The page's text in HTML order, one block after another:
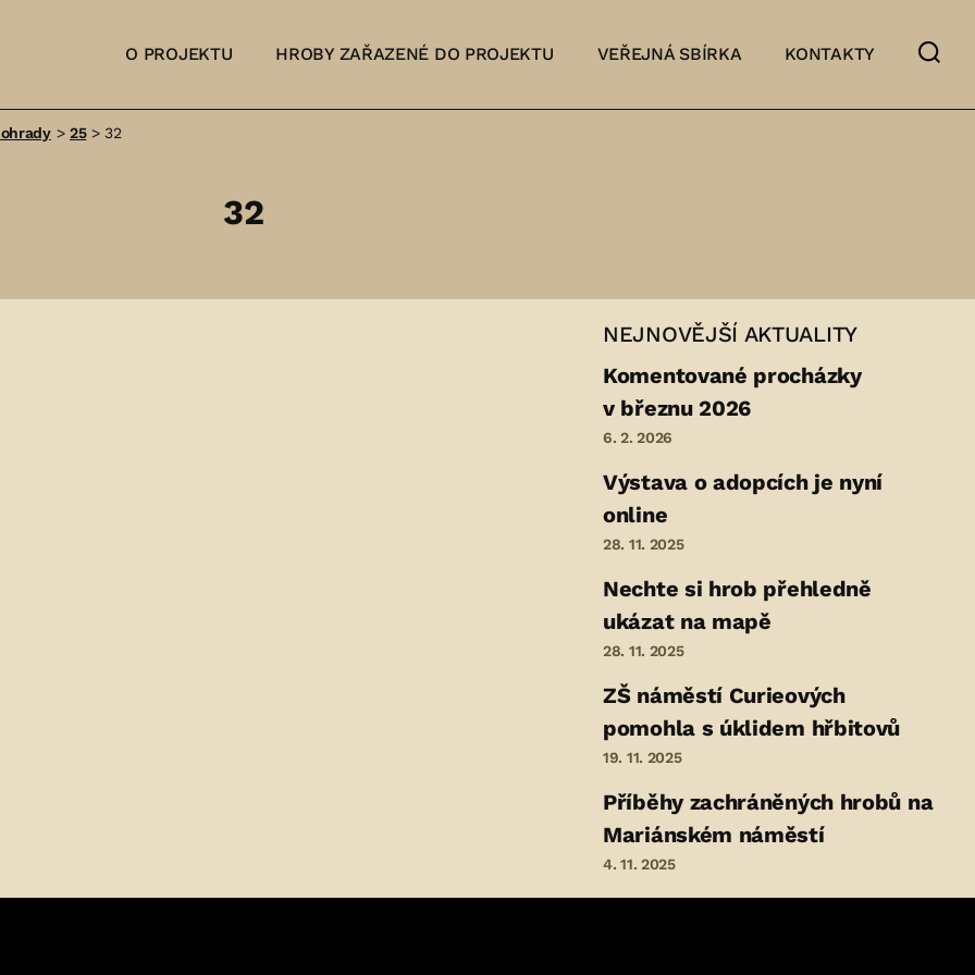
O PROJEKTU HROBY ZAŘAZENÉ DO PROJEKTU VEŘEJNÁ SBÍRKA KONTAKTY
> 25>32
32
NEJNOVĚJŠÍ AKTUALITY
Komentované procházky
v březnu 2026
6. 2. 2026
Výstava o adopcích je nyní
online
28. 11. 2025
Nechte si hrob přehledně
ukázat na mapě
28. 11. 2025
ZŠ náměstí Curieových
pomohla s úklidem hřbitovů
19. 11. 2025
Příběhy zachráněných hrobů na
Mariánském náměstí
4. 11. 2025